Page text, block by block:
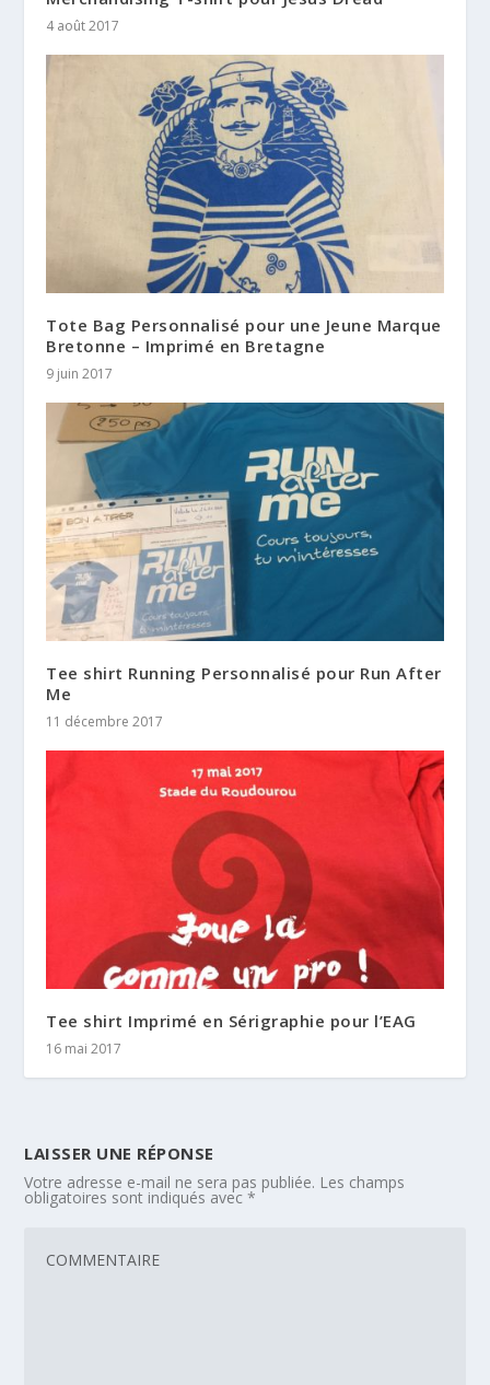
4 août 2017
Tote Bag Personnalisé pour une Jeune Marque
Bretonne – Imprimé en Bretagne
9 juin 2017
Tee shirt Running Personnalisé pour Run After
Me
11 décembre 2017
Tee shirt Imprimé en Sérigraphie pour l’EAG
16 mai 2017
LAISSER UNE RÉPONSE
Votre adresse e-mail ne sera pas publiée. Les champs
obligatoires sont indiqués avec*